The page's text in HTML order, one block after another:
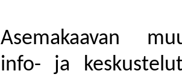
Asemakaavan
info- ja